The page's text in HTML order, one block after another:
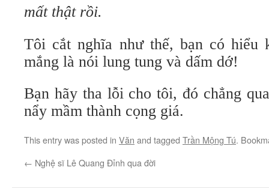
mất thật rồi.
Tôi cắt nghĩa như thế, bạn có hiểu
mắng là nói lung tung và dấm dớ!
Bạn hãy tha lỗi cho tôi, đó chẳng
nẩy mầm thành cọng giá.
This entry was posted in Văn and tagged Trần Mộng Tú.
← Nghệ sĩ Lê Quang Đỉnh qua đời